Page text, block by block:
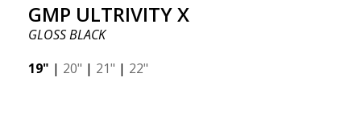
GMP ULTRIVITY X
GLOSS BLACK
19" | 20" | 21" | 22"